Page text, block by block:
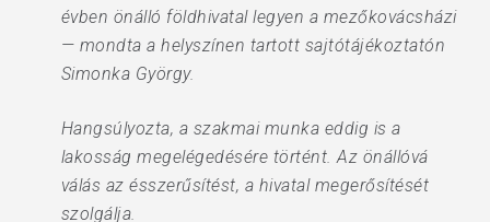
évben önálló földhivatal legyen a mezőkovácsházi
— mondta a helyszínen tartott sajtótájékoztatón
Simonka György.
Hangsúlyozta, a szakmai munka eddig is a
lakosság megelégedésére történt. Az önállóvá
válás az ésszerűsítést, a hivatal megerősítését
szolgálja.